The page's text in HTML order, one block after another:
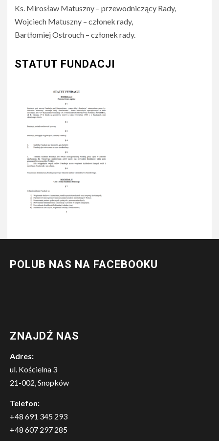
Ks. Mirosław Matuszny – przewodniczący Rady,
Wojciech Matuszny – członek rady,
Bartłomiej Ostrouch – członek rady.
STATUT FUNDACJI
POLUB NAS NA FACEBOOKU
ZNAJDŹ NAS
Adres:
ul. Kościelna 3
21-002, Snopków
Telefon:
+48 691 345 293
+48 607 297 285